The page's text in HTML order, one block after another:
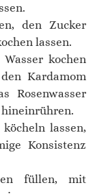
den Zucker
lassen.
kochen
Kardamom
Rosenwasser
lassen,
Konsistenz
füllen, mit